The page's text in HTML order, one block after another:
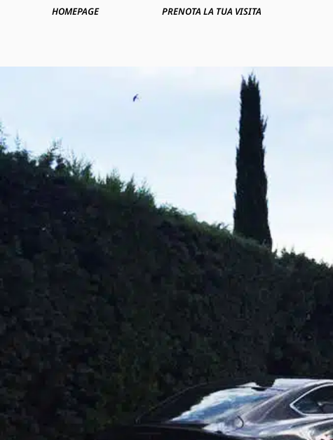
HOMEPAGE PRENOTA LA TUA VISITA